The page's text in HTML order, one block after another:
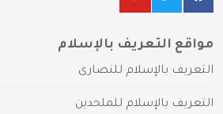
مواقع التعريف بالإسلام
التعريف بالإسلام للنصارى
التعريف بالإسلام للملحدين